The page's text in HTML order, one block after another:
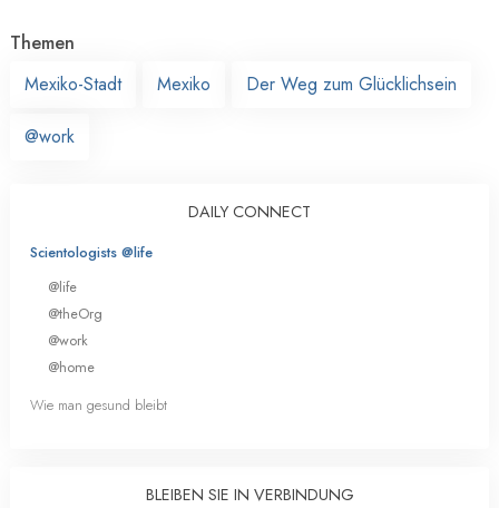
Themen
Mexiko-Stadt
Mexiko Der Weg zum Glücklichsein
@work
DAILY CONNECT
Scientologists @life
@life
@theOrg
@work
@home
Wie man gesund bleibt
BLEIBEN SIE IN VERBINDUNG